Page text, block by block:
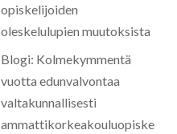
opiskelijoiden
oleskelulupien muutoksista
Blogi: Kolmekymmentä
vuotta edunvalvontaa
valtakunnallisesti
ammattikorkeakouluopiske